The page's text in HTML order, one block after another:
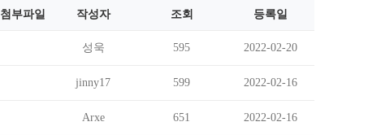
첨부파일 작성자 조회 등록일
성욱 595 2022-02-20
jinny17 599 2022-02-16
Arxe 651 2022-02-16